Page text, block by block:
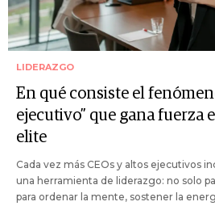
LIDERAZGO
En qué consiste el
ejecutivo” que gana fuerza
elite
Cada vez más CEOs y altos ejecutivos
una herramienta de liderazgo: no solo
para ordenar la mente, sostener la